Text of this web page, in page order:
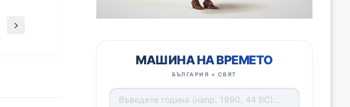
МАШИНА НА ВРЕМЕТО
БЪЛГАРИЯ + СВЯТ